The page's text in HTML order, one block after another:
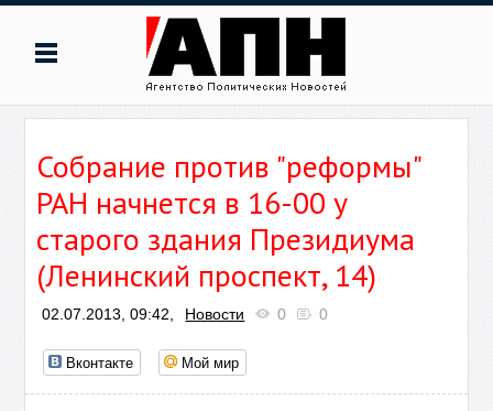
Собрание против "реформы"
РАН начнется в 16-00 у
старого здания Президиума
(Ленинский проспект, 14)
02.07.2013, 09:42, Новости 0 0
Вконтакте Мой мир